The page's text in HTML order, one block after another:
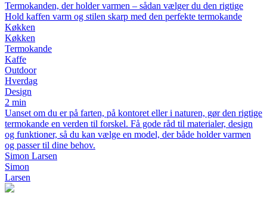
Termokanden, der holder varmen – sådan vælger du den rigtige
Hold kaffen varm og stilen skarp med den perfekte termokande
Køkken
Køkken
Termokande
Kaffe
Outdoor
Hverdag
Design
2 min
Uanset om du er på farten, på kontoret eller i naturen, gør den rigtige
termokande en verden til forskel. Få gode råd til materialer, design
og funktioner, så du kan vælge en model, der både holder varmen
og passer til dine behov.
Simon Larsen
Simon
Larsen